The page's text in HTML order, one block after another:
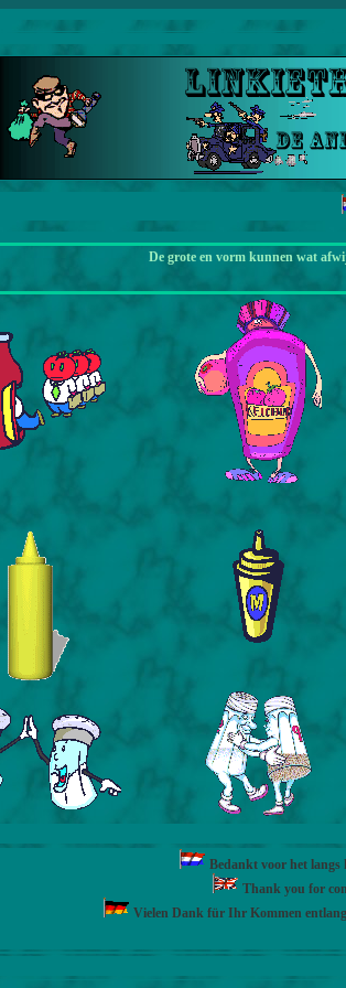
De grote en vorm kunnen wat
Bedankt voor het langs
Thank you for
Vielen Dank für Ihr Kommen